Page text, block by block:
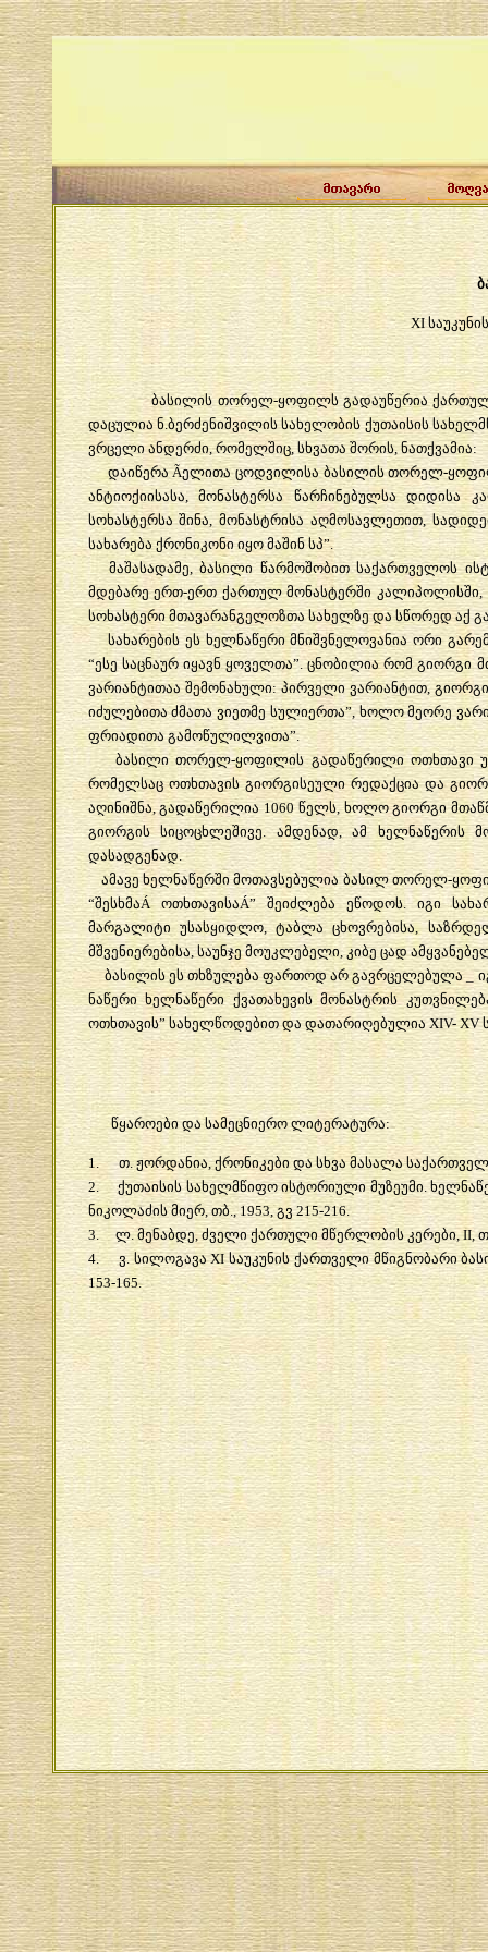
XIსაუკუნის
ბასილის თორელ-ყოფილს გადაუწერია
დაცულია ნ.ბერძენიშვილის სახელობის ქუთაისის
ვრცელი ანდერძი,რომელშიც, სხვათა შორის, ნათქვამია:
დაიწერაÃელითა ცოდვილისა ბასილის თორელ-
ანტიოქიისასა,მონასტერსა წარჩინებულსა დიდისა
სოხასტერსა შინა ,მონასტრისა აღმოსავლეთით,
სახარება ქრონიკონი იყო მაშინ სპ”.
მაშასადამე,ბასილი წარმოშობით საქართველოს
მდებარე ერთ-ერთ ქართულ მონასტერში კალიპოლისში,
სოხასტერი მთავარანგელოზთა სახელზე და სწორედ აქ
სახარების ეს ხელნაწერი მნიშვნელოვანია ორი
“ესე საცნაურ იყავნ ყოველთა”.ცნობილია რომ გიორგი
ვარიანტითაა შემონახული:პირველი ვარიანტით,გიორგი
იძულებითა ძმათა ვიეთმე სულიერთა”,ხოლო მეორე
ფრიადითა გამოწულილვითა”.
ბასილი თორელ-ყოფილის გადაწერილი ოთხთავი
რომელსაც ოთხთავის გიორგისეული რედაქცია და
აღინიშნა,გადაწერილია1060 წელს,ხოლო გიორგი
გიორგის
სიცოცხლეშივე.ამდენად ,ამ ხელნაწერის
დასადგენად.
ამავე ხელნაწერში მოთავსებულია ბასილ თორელ-
“შესხმაÁ ოთხთავისაÁ”შეიძლება ეწოდოს.იგი
მარგალიტი უსასყიდლო,ტაბლა ცხოვრებისა,
მშვენიერებისა ,საუნჯე მოუკლებელი ,კიბე ცად
ბასილის ეს თხზულება ფართოდ არ გავრცელებულა_
ნაწერი ხელნაწერი ქვათახევის მონასტრის
ოთხთავის” სახელწოდებით და დათარიღებულიაXIV- XV
წყაროები და სამეცნიერო ლიტერატურა:
1.თ.ჟორდანია,ქრონიკები და სხვა მასალა
2.ქუთაისის სახელმწიფო ისტორიული მუზეუმი .
ნიკოლაძის მიერ,თბ., 1953,გვ215-216.
3.ლ. მენაბდე,ძველი ქართული მწერლობის კერები, II,
4.ვ.სილოგავაXIსაუკუნის ქართველი მწიგნობარი
153-165.